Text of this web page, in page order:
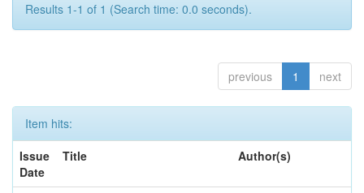
Results 1-1 of 1 (Search time: 0.0 seconds).
previous 1 next
Item hits:
Issue
Date
Title Author(s)